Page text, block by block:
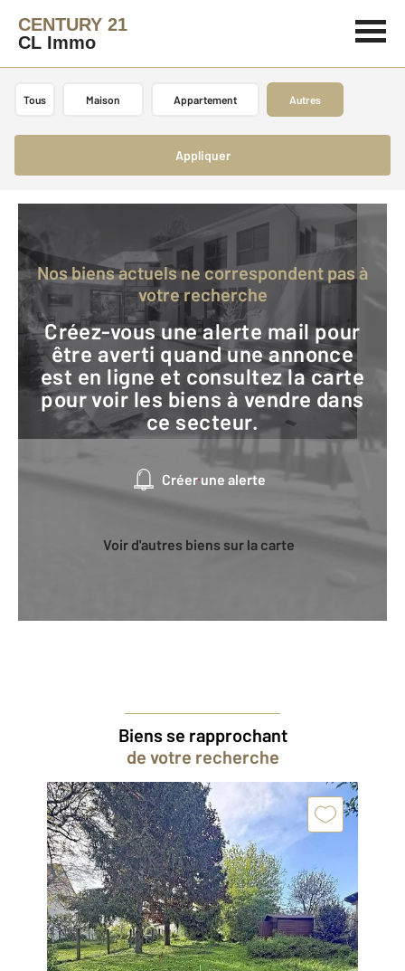
CENTURY 21
CL Immo
Tous Maison Appartement Autres
Appliquer
Nos biens actuels ne correspondent pas à
votre recherche
Créez-vous une alerte mail pour
être averti quand une annonce
est en ligne et consultez la carte
pour voir les biens à vendre dans
ce secteur.
Créer une alerte
Voir d'autres biens sur la carte
Biens se rapprochant
de votre recherche